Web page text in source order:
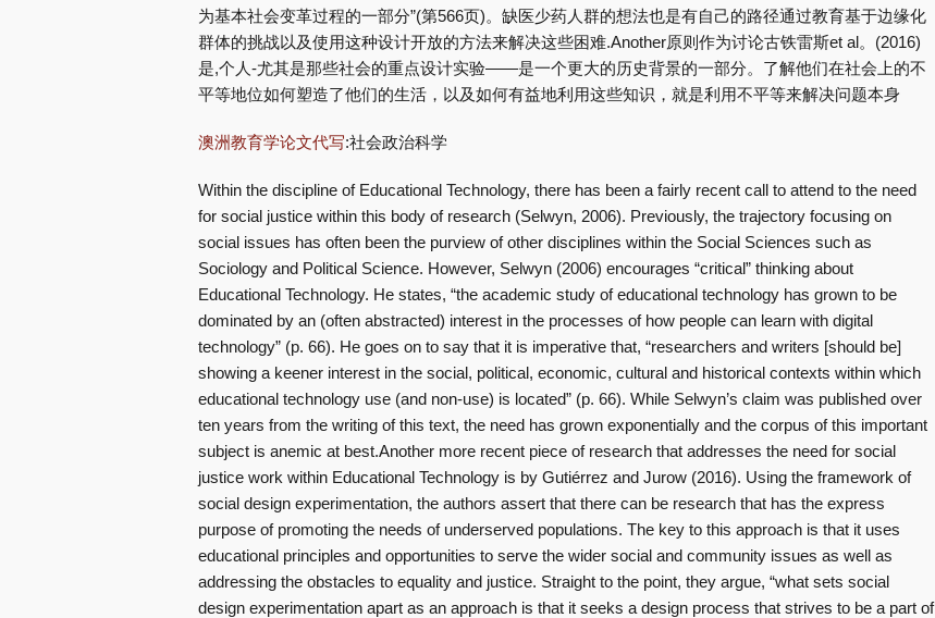
为基本社会变革过程的一部分”(第566页)。缺医少药人群的想法也是有自己的路径通过教育基于边缘化
群体的挑战以及使用这种设计开放的方法来解决这些困难.Another原则作为讨论古铁雷斯et al。(2016)
是,个人-尤其是那些社会的重点设计实验——是一个更大的历史背景的一部分。了解他们在社会上的不
平等地位如何塑造了他们的生活，以及如何有益地利用这些知识，就是利用不平等来解决问题本身
澳洲教育学论文代写:社会政治科学
Within the discipline of Educational Technology, there has been a fairly recent call to attend to the need
for social justice within this body of research (Selwyn, 2006). Previously, the trajectory focusing on
social issues has often been the purview of other disciplines within the Social Sciences such as
Sociology and Political Science. However, Selwyn (2006) encourages “critical” thinking about
Educational Technology. He states, “the academic study of educational technology has grown to be
dominated by an (often abstracted) interest in the processes of how people can learn with digital
technology” (p. 66). He goes on to say that it is imperative that, “researchers and writers [should be]
showing a keener interest in the social, political, economic, cultural and historical contexts within which
educational technology use (and non-use) is located” (p. 66). While Selwyn’s claim was published over
ten years from the writing of this text, the need has grown exponentially and the corpus of this important
subject is anemic at best.Another more recent piece of research that addresses the need for social
justice work within Educational Technology is by Gutiérrez and Jurow (2016). Using the framework of
social design experimentation, the authors assert that there can be research that has the express
purpose of promoting the needs of underserved populations. The key to this approach is that it uses
educational principles and opportunities to serve the wider social and community issues as well as
addressing the obstacles to equality and justice. Straight to the point, they argue, “what sets social
design experimentation apart as an approach is that it seeks a design process that strives to be a part of